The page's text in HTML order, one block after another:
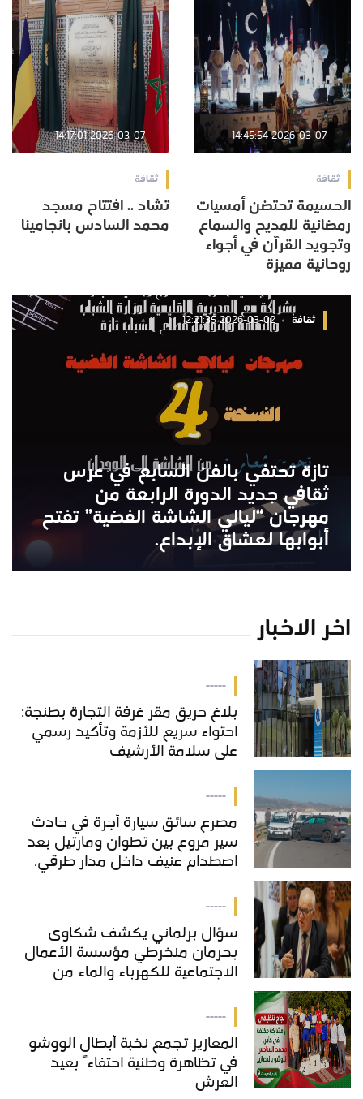
2026-03-07 14:45:54
ثقافة
الحسيمة تحتضن أمسيات
رمضانية للمديح والسماع
وتجويد القرآن في أجواء
روحانية مميزة
2026-03-07 14:17:01
ثقافة
تشاد .. افتتاح مسجد
محمد السادس بانجامينا
ثقافة 2026-03-02 12:21:35
تازة تحتفي بالفن السابع في عرس
ثقافي جديد الدورة الرابعة من
مهرجان “ليالي الشاشة الفضية” تفتح
أبوابها لعشاق الإبداع.
اخر الاخبار
-----
بلاغ حريق مقر غرفة التجارة بطنجة:
احتواء سريع للأزمة وتأكيد رسمي
على سلامة الأرشيف
-----
مصرع سائق سيارة أجرة في حادث
سير مروع بين تطوان ومارتيل بعد
اصطدام عنيف داخل مدار طرقي.
-----
سؤال برلماني يكشف شكاوى
بحرمان منخرطي مؤسسة الأعمال
الاجتماعية للكهرباء والماء من
-----
المعازيز تجمع نخبة أبطال الووشو
في تظاهرة وطنية احتفاءً بعيد
العرش